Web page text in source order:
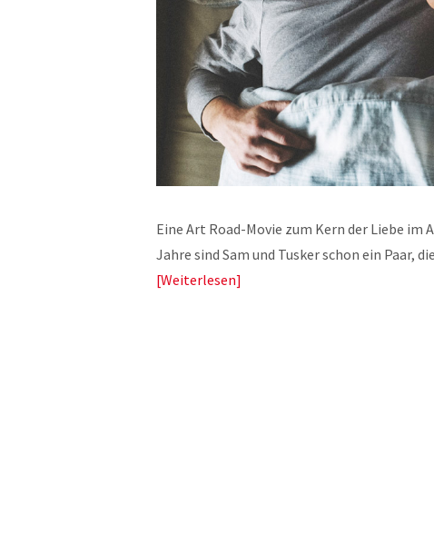
Eine Art Road-Movie zum Kern der Liebe
Jahre sind Sam und Tusker schon ein Paar,
Weiterlesen